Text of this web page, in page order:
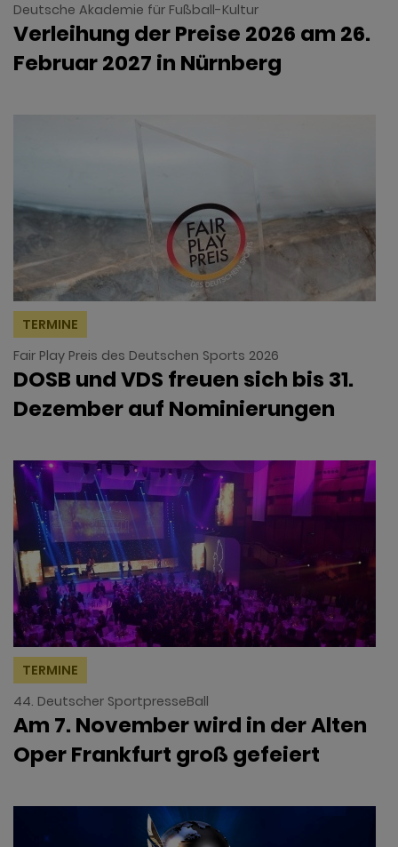
Deutsche Akademie für Fußball-Kultur
Verleihung der Preise 2026 am 26.
Februar 2027 in Nürnberg
TERMINE
Fair Play Preis des Deutschen Sports 2026
DOSB und VDS freuen sich bis 31.
Dezember auf Nominierungen
TERMINE
44. Deutscher SportpresseBall
Am 7. November wird in der Alten
Oper Frankfurt groß gefeiert